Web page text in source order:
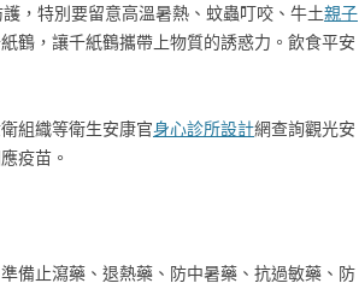
，特別要留意高溫暑熱、蚊蟲叮咬、牛土親子
鶴，讓千紙鶴攜帶上物質的誘惑力。飲食平安
組織等衛生安康官身心診所設計網查詢觀光安
疫苗。
備止瀉藥、退熱藥、防中暑藥、抗過敏藥、防